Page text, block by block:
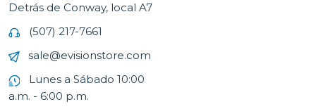
Detrás de Conway, local A7
(507) 217-7661
sale@evisionstore.com
Lunes a Sábado 10:00
a.m. - 6:00 p.m.